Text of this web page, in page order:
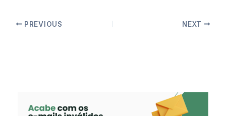
PREVIOUS NEXT